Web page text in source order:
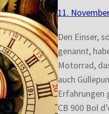
11.
Den Einser,
genannt,
Motorrad,
auch
Erfahrungen
CB 900 Bol